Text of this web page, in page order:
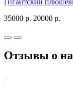
Гигантский
35000 р. 20000 р.
Отзывы о